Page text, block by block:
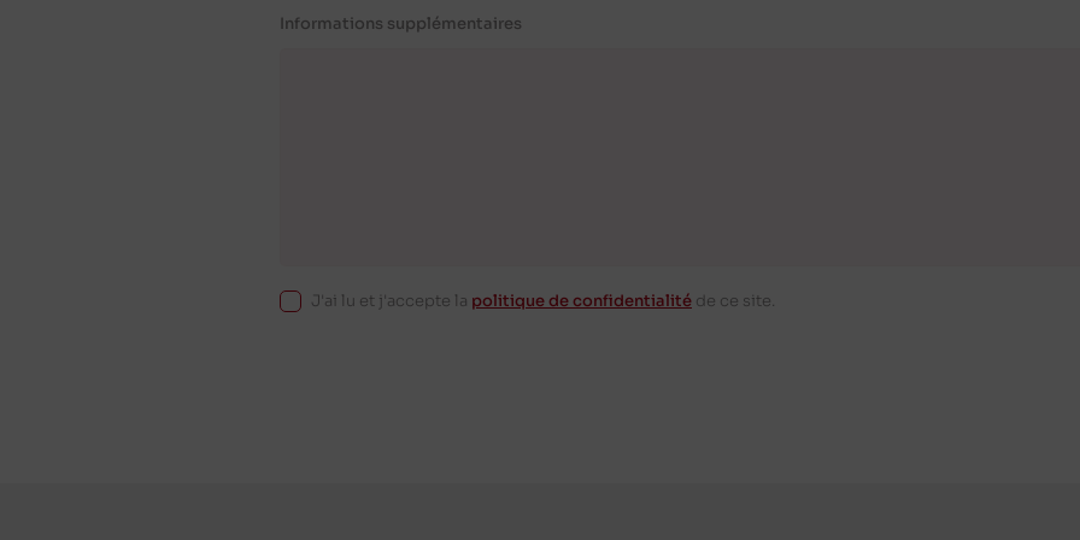
Informations supplémentaires
J'ai lu et j'accepte la politique de confidentialité de ce site.